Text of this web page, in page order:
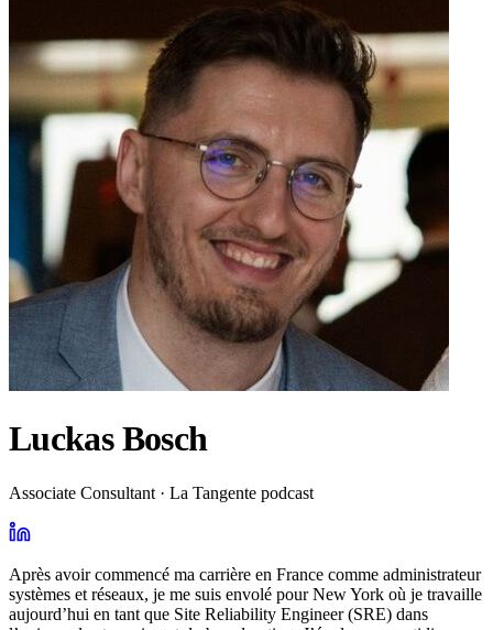
Luckas Bosch
Associate Consultant · La Tangente podcast
Après avoir commencé ma carrière en France comme administrateur
systèmes et réseaux, je me suis envolé pour New York où je travaille
aujourd’hui en tant que Site Reliability Engineer (SRE) dans